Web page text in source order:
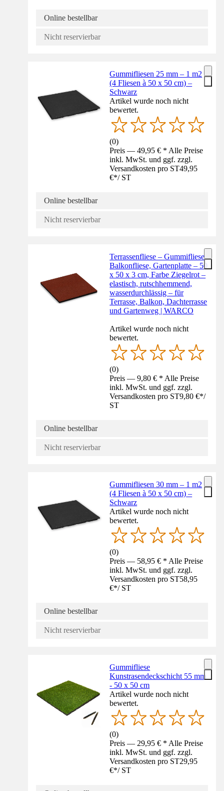
Online bestellbar
Nicht reservierbar
Gummifliesen 25 mm – 1 m2
(4 Fliesen à 50 x 50 cm) –
Schwarz
Artikel wurde noch nicht
bewertet.
(0)
Preis — 49,95 € * Alle Preise
inkl. MwSt. und ggf. zzgl.
Versandkosten pro ST49,95
€*/ ST
Online bestellbar
Nicht reservierbar
Terrassenfliese – Gummifliese,
Balkonfliese, Gartenplatte – 50
x 50 x 3 cm, Farbe Ziegelrot –
elastisch, rutschhemmend,
wasserdurchlässig – für
Terrasse, Balkon, Dachterrasse
und Gartenweg | WARCO
Artikel wurde noch nicht
bewertet.
(0)
Preis — 9,80 € * Alle Preise
inkl. MwSt. und ggf. zzgl.
Versandkosten pro ST9,80 €*/
ST
Online bestellbar
Nicht reservierbar
Gummifliesen 30 mm – 1 m2
(4 Fliesen à 50 x 50 cm) –
Schwarz
Artikel wurde noch nicht
bewertet.
(0)
Preis — 58,95 € * Alle Preise
inkl. MwSt. und ggf. zzgl.
Versandkosten pro ST58,95
€*/ ST
Online bestellbar
Nicht reservierbar
Gummifliese
Kunstrasendeckschicht 55 mm
- 50 x 50 cm
Artikel wurde noch nicht
bewertet.
(0)
Preis — 29,95 € * Alle Preise
inkl. MwSt. und ggf. zzgl.
Versandkosten pro ST29,95
€*/ ST